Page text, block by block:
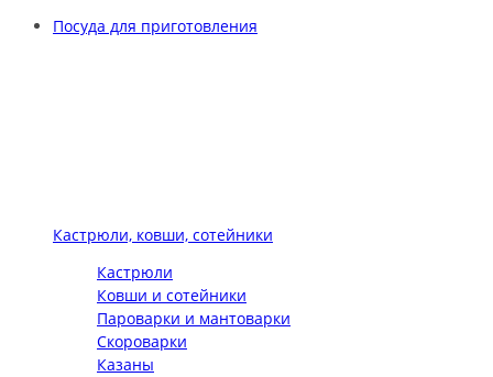
Посуда для приготовления
Кастрюли, ковши, сотейники
Кастрюли
Ковши и сотейники
Пароварки и мантоварки
Скороварки
Казаны